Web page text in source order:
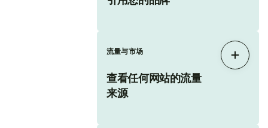
流量与市场
查看任何网站的流量
来源
展开